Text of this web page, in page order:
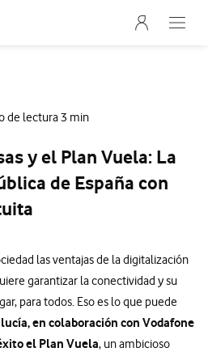
Menu
Abre
de lectura 3 min
y el Plan Vuela: La
de España con
las ventajas de la digitalización
garantizar la conectividad y su
para todos. Eso es lo que puede
en colaboración con Vodafone
el Plan Vuela, un ambicioso